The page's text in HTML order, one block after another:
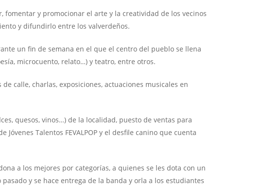
fomentar y promocionar el arte y la creatividad de los vecinos
y difundirlo entre los valverdeños.
un fin de semana en el que el centro del pueblo se llena
microcuento, relato…) y teatro, entre otros.
calle, charlas, exposiciones, actuaciones musicales en
quesos, vinos…) de la localidad, puesto de ventas para
Talentos FEVALPOP y el desfile canino que cuenta
a los mejores por categorías, a quienes se les dota con un
y se hace entrega de la banda y orla a los estudiantes